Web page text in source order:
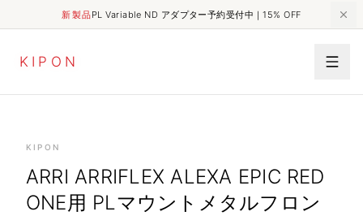
新製品PL Variable ND アダプター予約受付中｜15% OFF
K I P O N
HOME SHOP
KIPON
ARRI ARRIFLEX ALEXA EPIC RED
ONE用 PLマウントメタルフロン